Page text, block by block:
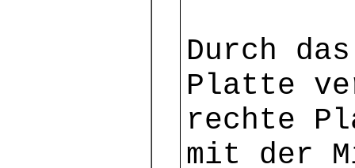
Durch
Platte
rechte
mit der